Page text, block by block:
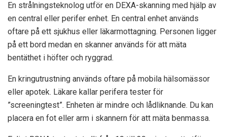
En strålningsteknolog utför en DEXA-skanning med hjälp av
en central eller perifer enhet. En central enhet används
oftare på ett sjukhus eller läkarmottagning. Personen ligger
på ett bord medan en skanner används för att mäta
bentäthet i höfter och ryggrad.
En kringutrustning används oftare på mobila hälsomässor
eller apotek. Läkare kallar perifera tester för
”screeningtest”. Enheten är mindre och lådliknande. Du kan
placera en fot eller arm i skannern för att mäta benmassa.